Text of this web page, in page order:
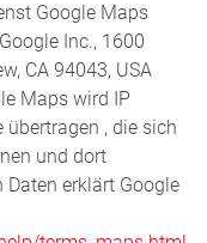
Google Maps
Inc., 1600
CA 94043, USA
Maps wird IP
übertragen , die sich
und dort
erklärt Google